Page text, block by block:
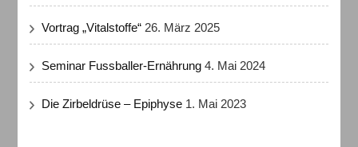
Vortrag „Vitalstoffe“ 26. März 2025
Seminar Fussballer-Ernährung 4. Mai 2024
Die Zirbeldrüse – Epiphyse 1. Mai 2023